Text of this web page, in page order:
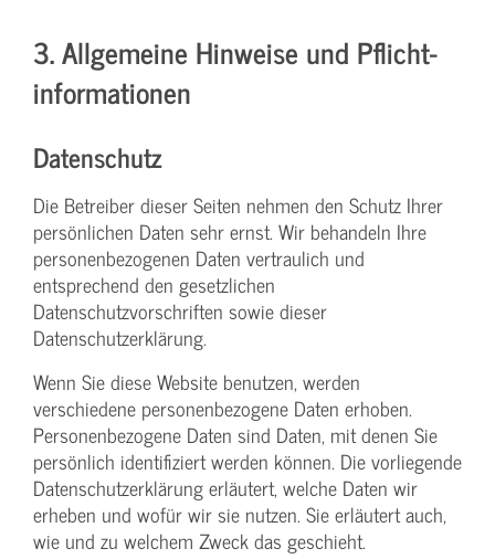
3. Allgemeine Hinweise und Pflicht­
informationen
Datenschutz
Die Betreiber dieser Seiten nehmen den Schutz Ihrer
persönlichen Daten sehr ernst. Wir behandeln Ihre
personenbezogenen Daten vertraulich und
entsprechend den gesetzlichen
Datenschutzvorschriften sowie dieser
Datenschutzerklärung.
Wenn Sie diese Website benutzen, werden
verschiedene personenbezogene Daten erhoben.
Personenbezogene Daten sind Daten, mit denen Sie
persönlich identifiziert werden können. Die vorliegende
Datenschutzerklärung erläutert, welche Daten wir
erheben und wofür wir sie nutzen. Sie erläutert auch,
wie und zu welchem Zweck das geschieht.